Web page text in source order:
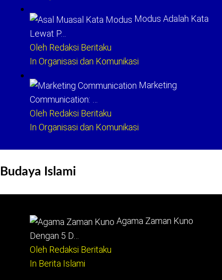
Modus Adalah Kata
Lewat P…
Oleh Redaksi Beritaku
In Organisasi dan Komunikasi
Marketing
Communication: …
Oleh Redaksi Beritaku
In Organisasi dan Komunikasi
Budaya Islami
Agama Zaman Kuno
Dengan 5 D…
Oleh Redaksi Beritaku
In Berita Islami